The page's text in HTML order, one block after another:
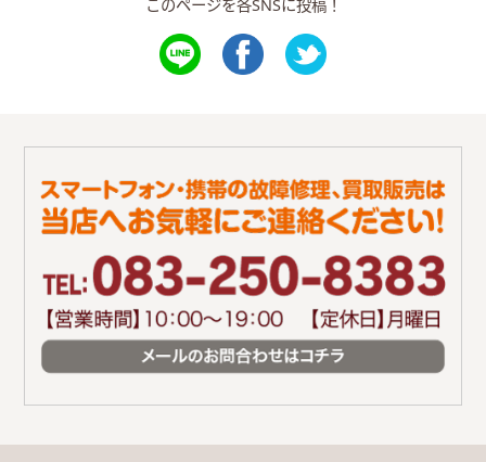
このページを各SNSに投稿！